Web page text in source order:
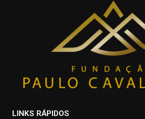
LINKS RÁPIDOS